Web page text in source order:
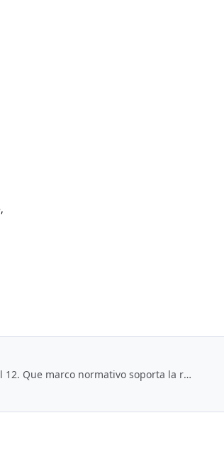
Tabla de contenido de rendición de cuentas. Numeral 12. Que marco normativo soporta la rendición de cuentas.